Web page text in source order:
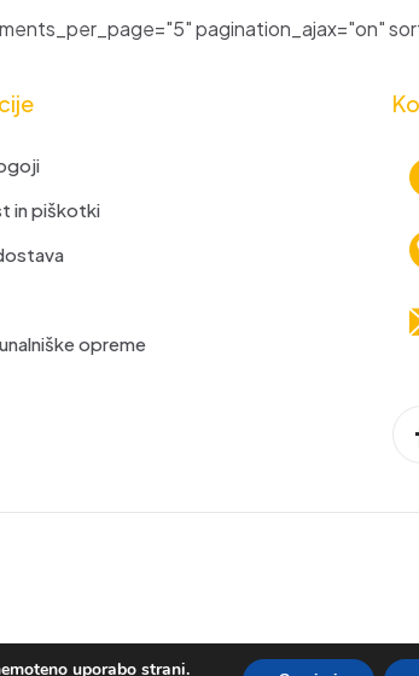
pagination_ajax="on"
in piškotki
opreme
uporabo strani.